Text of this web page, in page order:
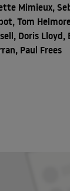
Mimieux,
Tom
Doris Lloyd,
Paul Frees